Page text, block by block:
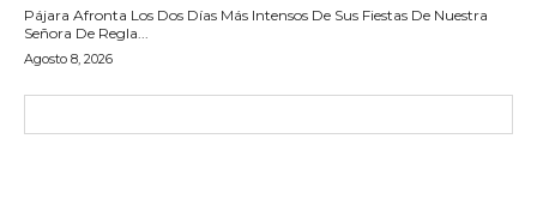
Pájara Afronta Los Dos Días Más Intensos De Sus Fiestas De Nuestra
Señora De Regla...
Agosto 8, 2026